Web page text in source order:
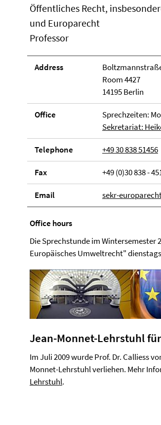
Öffentliches Recht,
und Europarecht
Professor
Address
Room 4427
14195 Berlin
Office
Sprechzeiten:
Sekretariat:
Telephone +49 30 838 51456
Fax +49 (0)30 838 -
Email sekr-
Office hours
Die Sprechstunde im Wintersemester
Europäisches Umweltrecht"
Jean-Monnet-Lehrstuhl
Im Juli 2009 wurde Prof. Dr. Calliess
Monnet-Lehrstuhl verliehen. Mehr
Lehrstuhl.